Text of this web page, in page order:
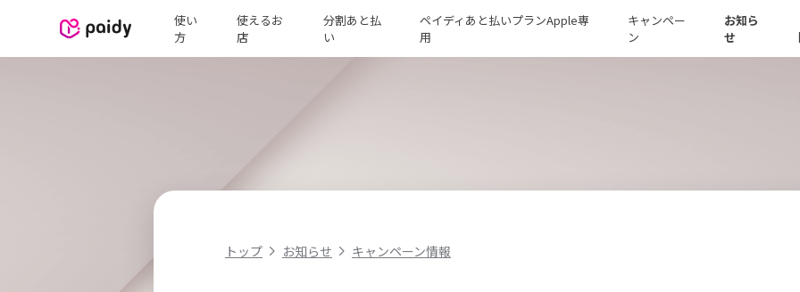
使い
方
使えるお
店
分割あと払
い
ペイディあと払いプランApple専
用
キャンペー
ン
お知ら
せ
トップ お知らせ キャンペーン情報